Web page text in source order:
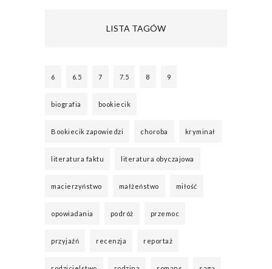
LISTA TAGÓW
6 6.5 7 7.5 8 9
biografia bookiecik
Bookiecik zapowiedzi choroba kryminał
literatura faktu literatura obyczajowa
macierzyństwo małżeństwo miłość
opowiadania podróż przemoc
przyjaźń recenzja reportaż